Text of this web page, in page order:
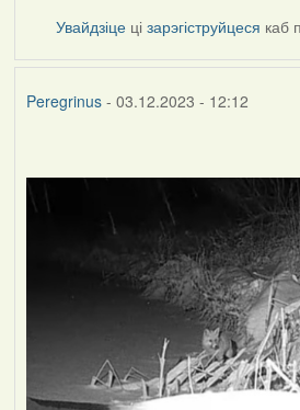
Увайдзіце цізарэгіструйцеся каб
Peregrinus- 03.12.2023 - 12:12